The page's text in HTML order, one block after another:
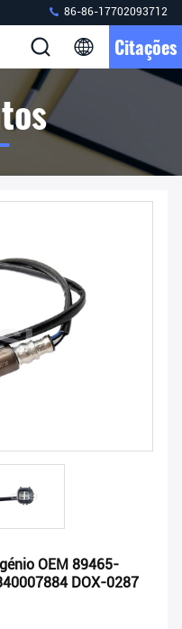
86-86-17702093712
Citações
OEM 89465-
DOX-0287